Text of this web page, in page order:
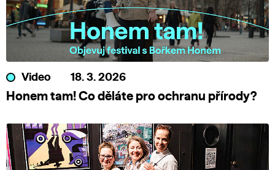
Video 18. 3. 2026
Honem tam! Co děláte pro ochranu přírody?